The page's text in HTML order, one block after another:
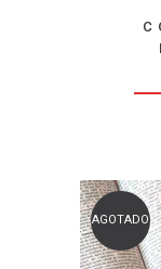
AGOTADO